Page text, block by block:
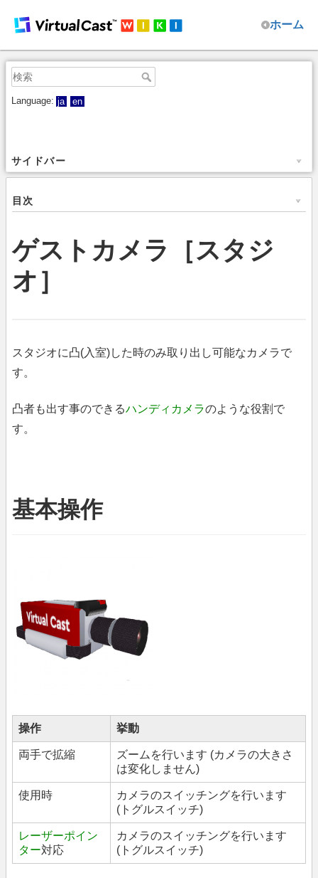
ホーム
Language: ja en
サイドバー
目次
ゲストカメラ［スタジ
オ］
スタジオに凸(入室)した時のみ取り出し可能なカメラで
す。
凸者も出す事のできるハンディカメラのような役割で
す。
基本操作
操作 挙動
両手で拡縮
ズームを行います (カメラの大きさ
は変化しません)
使用時
カメラのスイッチングを行います
(トグルスイッチ)
レーザーポイン
ター対応
カメラのスイッチングを行います
(トグルスイッチ)